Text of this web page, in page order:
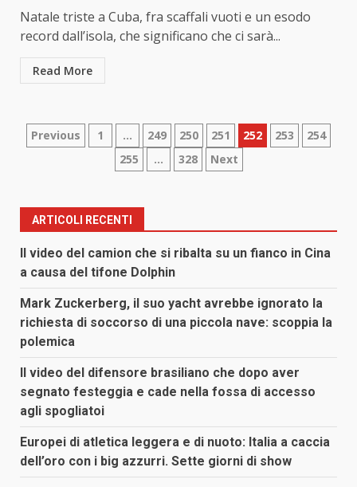
Natale triste a Cuba, fra scaffali vuoti e un esodo
record dall’isola, che significano che ci sarà...
Read More
Paginazione
articoli
Previous 1 … 249 250 251 252 253
254
255
… 328 Next
ARTICOLI RECENTI
Il video del camion che si ribalta su un fianco in Cina
a causa del tifone Dolphin
Mark Zuckerberg, il suo yacht avrebbe ignorato la
richiesta di soccorso di una piccola nave: scoppia la
polemica
Il video del difensore brasiliano che dopo aver
segnato festeggia e cade nella fossa di accesso
agli spogliatoi
Europei di atletica leggera e di nuoto: Italia a caccia
dell’oro con i big azzurri. Sette giorni di show